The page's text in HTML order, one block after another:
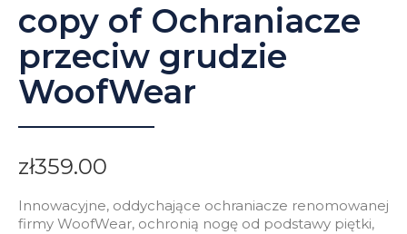
copy of Ochraniacze
przeciw grudzie
WoofWear
zł359.00
Innowacyjne, oddychające ochraniacze renomowanej
firmy WoofWear, ochronią nogę od podstawy piętki,